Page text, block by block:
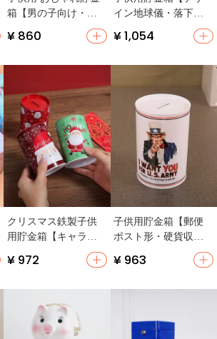
箱【男の子向け・女
の子向け・キー付き
小さな家型デザイ
¥ 860
イン地球儀・落下防
止・大容量・取り出
し可能】
¥ 1,054
クリスマス鉄製子供
用貯金箱【キャラク
ター・進出入可能・
可愛いデザイン・誕
¥ 972
子供用貯金箱【郵便
ポスト形・硬貨収納
ボックス・アイアン
製・クリエイティブ
¥ 963